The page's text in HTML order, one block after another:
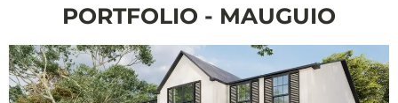
PORTFOLIO - MAUGUIO